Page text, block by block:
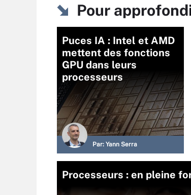
Pour
Puces IA : Intel et AMD
mettent des fonctions
GPU dans leurs
processeurs
Par: Yann Serra
Processeurs : en pleine